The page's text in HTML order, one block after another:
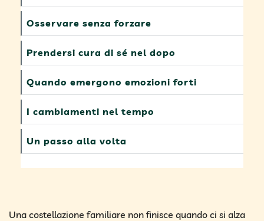
Una costellazione familiare non finisce quando ci si alza
Osservare senza forzare
Prendersi cura di sé nel dopo
Quando emergono emozioni forti
I cambiamenti nel tempo
Un passo alla volta